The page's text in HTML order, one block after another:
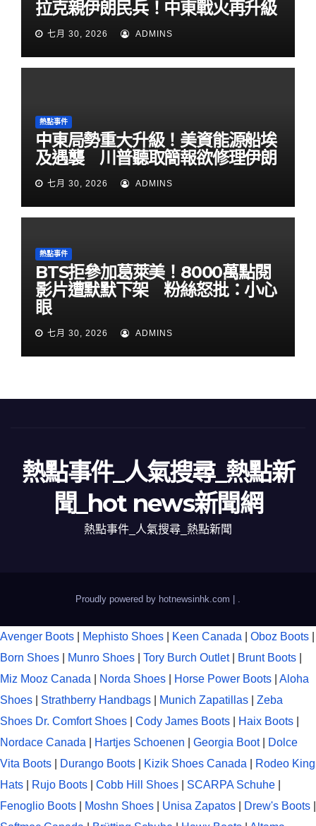
拉克親伊朗民兵！中東戰火再升級
七月 30, 2026 ADMINS
熱點事件
中東局勢重大升級！美資能源船埃
及遇襲 川普聽取簡報欲修理伊朗
七月 30, 2026 ADMINS
熱點事件
BTS拒參加葛萊美！8000萬點閱
影片遭默默下架 粉絲怒批：小心
眼
七月 30, 2026 ADMINS
熱點事件_人氣搜尋_熱點新
聞_hot news新聞網
熱點事件_人氣搜尋_熱點新聞
Proudly powered by hotnewsinhk.com |
Avenger Boots Mephisto Shoes Keen Canada Oboz Boots
Born Shoes
Munro Shoes Tory Burch Outlet Brunt Boots
Miz Mooz Canada
Norda Shoes Horse Power Boots
Aloha
Shoes
Strathberry Handbags Munich Zapatillas
Zeba
Shoes Dr. Comfort Shoes Cody James Boots Haix Boots
Nordace Canada
Hartjes Schoenen Georgia Boot|
Dolce
Vita Boots
Durango Boots Kizik Shoes Canada
Rodeo King
Hats
Rujo Boots Cobb Hill Shoes SCARPA Schuhe
Fenoglio Boots
Moshn Shoes Unisa Zapatos Drew's Boots